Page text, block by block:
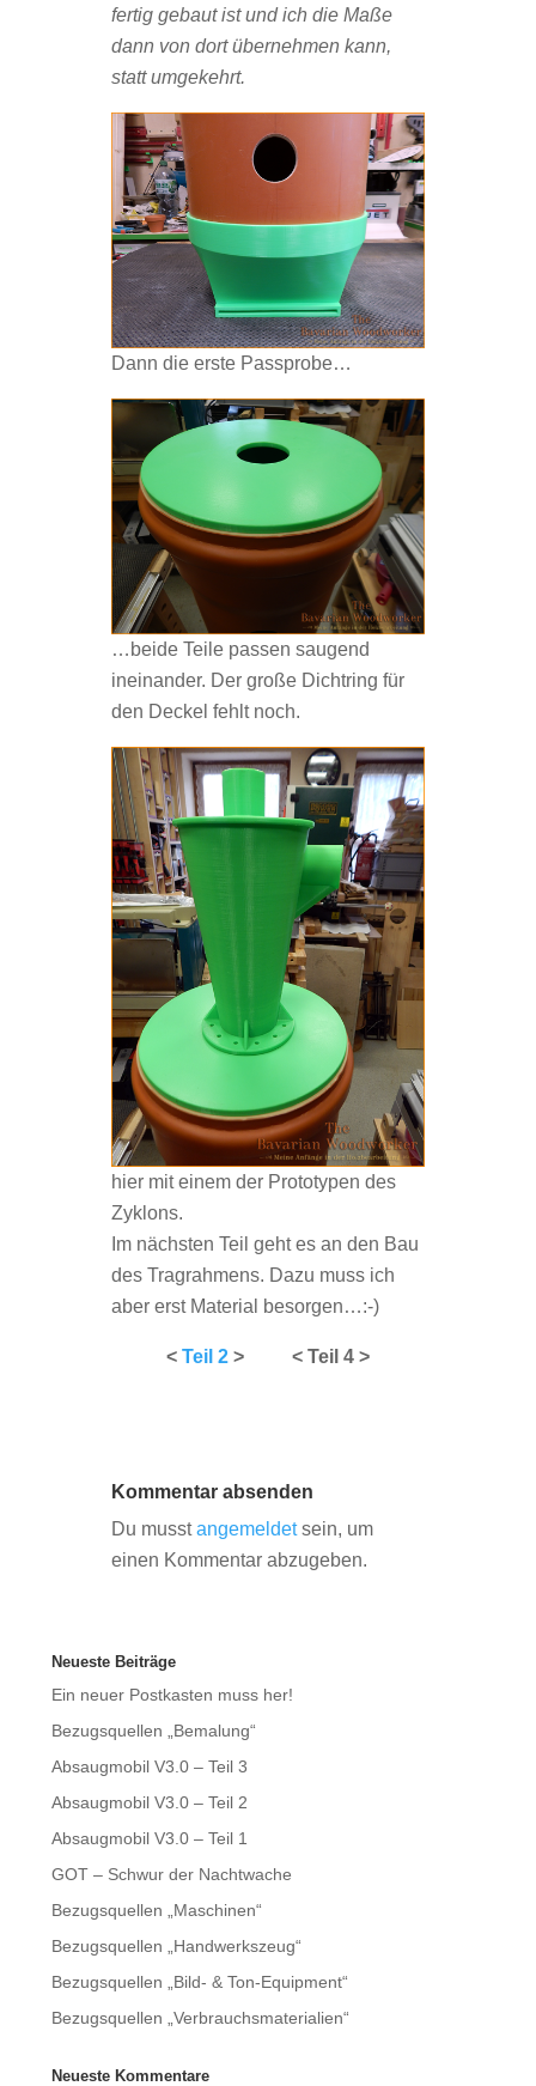
fertig gebaut ist und ich die Maße
dann von dort übernehmen kann,
statt umgekehrt.
Dann die erste Passprobe…
…beide Teile passen saugend
ineinander. Der große Dichtring für
den Deckel fehlt noch.
hier mit einem der Prototypen des
Zyklons.
Im nächsten Teil geht es an den Bau
des Tragrahmens. Dazu muss ich
aber erst Material besorgen…:-)
< Teil 2> < Teil 4 >
Kommentar absenden
Du musstangemeldetsein, um
einen Kommentar abzugeben.
Neueste Beiträge
Ein neuer Postkasten muss her!
Bezugsquellen „Bemalung“
Absaugmobil V3.0 – Teil 3
Absaugmobil V3.0 – Teil 2
Absaugmobil V3.0 – Teil 1
GOT – Schwur der Nachtwache
Bezugsquellen „Maschinen“
Bezugsquellen „Handwerkszeug“
Bezugsquellen „Bild- & Ton-Equipment“
Bezugsquellen „Verbrauchsmaterialien“
Neueste Kommentare